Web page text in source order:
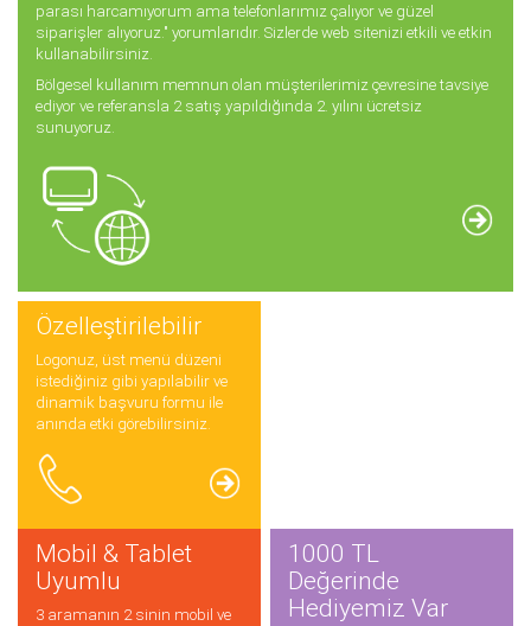
parası harcamıyorum ama telefonlarımız çalıyor ve güzel
siparişler alıyoruz." yorumlarıdır. Sizlerde web sitenizi etkili ve etkin
kullanabilirsiniz.
Bölgesel kullanım memnun olan müşterilerimiz çevresine tavsiye
ediyor ve referansla 2 satış yapıldığında 2. yılını ücretsiz
sunuyoruz.
Özelleştirilebilir
Logonuz, üst menü düzeni
istediğiniz gibi yapılabilir ve
dinamik başvuru formu ile
anında etki görebilirsiniz.
Mobil & Tablet
Uyumlu
3 aramanın 2 sinin mobil ve
1000 TL
Değerinde
Hediyemiz Var